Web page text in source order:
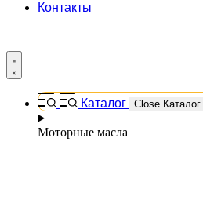
Контакты
Каталог Close Каталог
Моторные масла